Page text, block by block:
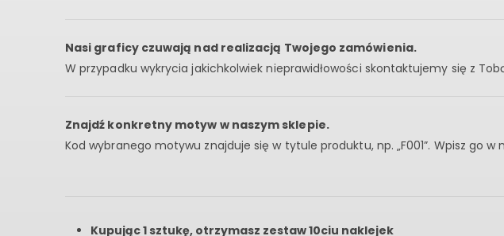
Nasi graficy czuwają nad realizacją Twojego zamówienia.
W przypadku wykrycia jakichkolwiek nieprawidłowości skontaktujemy się z
Znajdź konkretny motyw w naszym sklepie.
Kod wybranego motywu znajduje się w tytule produktu, np. „F001”. Wpisz go
Kupując 1 sztukę, otrzymasz zestaw 10ciu naklejek